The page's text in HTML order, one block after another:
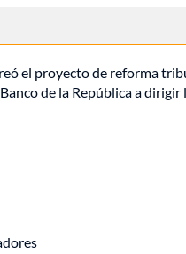
el proyecto de reforma
de la República a dirigir